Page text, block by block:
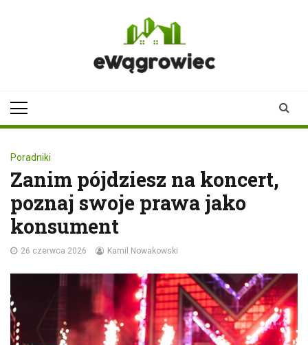
Poradniki
Zanim pójdziesz na koncert,
poznaj swoje prawa jako
konsument
26 czerwca 2026 Kamil Nowakowski